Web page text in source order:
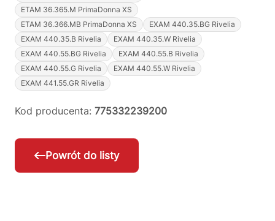
ETAM 36.365.M PrimaDonna XS
ETAM 36.366.MB PrimaDonna XS
EXAM 440.35.BG Rivelia
EXAM 440.35.B Rivelia
EXAM 440.35.W Rivelia
EXAM 440.55.BG Rivelia
EXAM 440.55.B Rivelia
EXAM 440.55.G Rivelia
EXAM 440.55.W Rivelia
EXAM 441.55.GR Rivelia
Kod producenta: 775332239200
Powrót do listy